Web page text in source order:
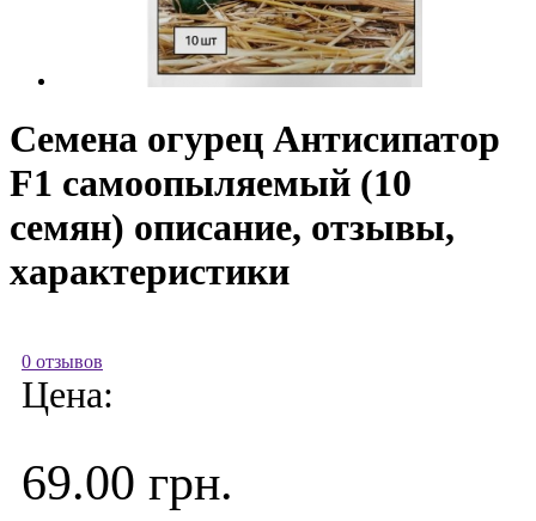
Семена огурец Антисипатор
F1 самоопыляемый (10
семян) описание, отзывы,
характеристики
0 отзывов
Цена:
69.00 грн.